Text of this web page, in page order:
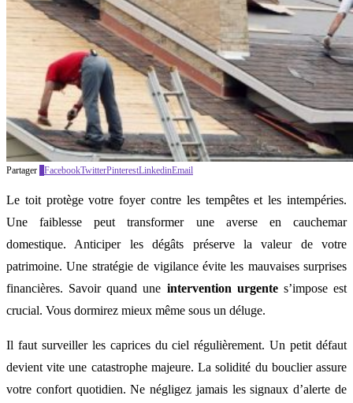
Partager FacebookTwitterPinterestLinkedinEmail
Le toit protège votre foyer contre les tempêtes et les intempéries.
Une faiblesse peut transformer une averse en cauchemar
domestique. Anticiper les dégâts préserve la valeur de votre
patrimoine. Une stratégie de vigilance évite les mauvaises surprises
financières. Savoir quand une intervention urgentes’impose est
crucial. Vous dormirez mieux même sous un déluge.
Il faut surveiller les caprices du ciel régulièrement. Un petit défaut
devient vite une catastrophe majeure. La solidité du bouclier assure
votre confort quotidien. Ne négligez jamais les signaux d’alerte de